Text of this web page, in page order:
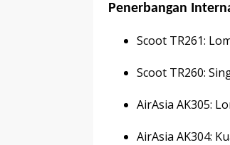
Penerbangan
Scoot TR261:
Scoot TR260:
AirAsia AK305:
AirAsia AK304: